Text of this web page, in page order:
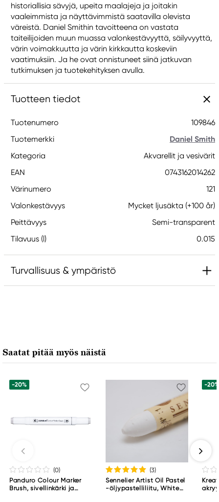
historiallisia sävyjä, upeita maalajeja ja joitakin
vaaleimmista ja näyttävimmistä saatavilla olevista
väreistä. Daniel Smithin tavoitteena on vastata
taiteilijoiden muun muassa valonkestävyyttä, säilyvyyttä,
värin voimakkuutta ja värin kirkkautta koskeviin
vaatimuksiin. Ja he ovat onnistuneet siinä jatkuvan
tutkimuksen ja tuotekehityksen avulla.
Tuotteen tiedot
Tuotenumero
109846
Tuotemerkki
Daniel Smith
Kategoria
Akvarellit ja vesivärit
EAN
0743162014262
Värinumero
121
Valonkestävyys
Mycket ljusäkta (+100 år)
Peittävyys
Semi-transparent
Tilavuus (l)
0.015
Turvallisuus & ympäristö
1160 Köpenhamn K, Denmark
city@stelling.dk
Daniel Smith
Daniel Smith Inc
98134-2302 United States
Saatat pitää myös näistä
-20%
(0)
Panduro Colour Marker
Brush, sivellinkärki ja
(3)
Sennelier Artist Oil Pastel
-öljypastelliliitu, White
-